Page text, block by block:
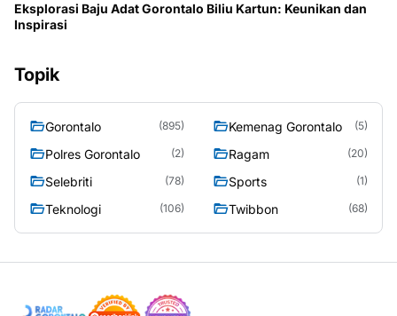
Eksplorasi Baju Adat Gorontalo Biliu Kartun: Keunikan dan
Inspirasi
Topik
Gorontalo (895) Kemenag Gorontalo (5)
Polres Gorontalo (2) Ragam (20)
Selebriti (78) Sports (1)
Teknologi (106) Twibbon (68)